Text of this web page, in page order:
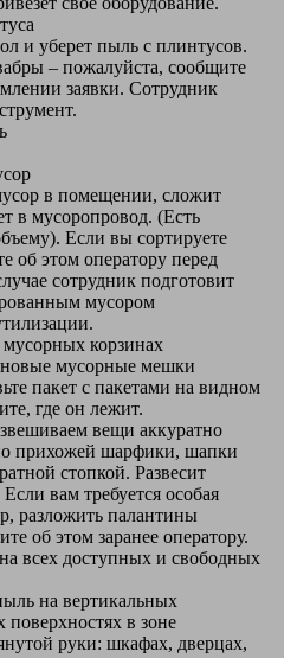
и уберет пыль с плинтусов.
– пожалуйста, сообщите
заявки. Сотрудник
в помещении, сложит
в мусоропровод. (Есть
Если вы сортируете
об этом оператору перед
сотрудник подготовит
мусором
корзинах
мусорные мешки
пакет с пакетами на видном
где он лежит.
вещи аккуратно
прихожей шарфики, шапки
стопкой. Развесит
вам требуется особая
разложить палантины
об этом заранее оператору.
всех доступных и свободных
на вертикальных
поверхностях в зоне
руки: шкафах, дверцах,